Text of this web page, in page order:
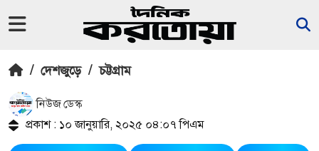
/ দেশজুড়ে / চট্টগ্রাম
নিউজ ডেস্ক
প্রকাশ : ১০ জানুয়ারি, ২০২৫ ০৪:০৭ পিএম